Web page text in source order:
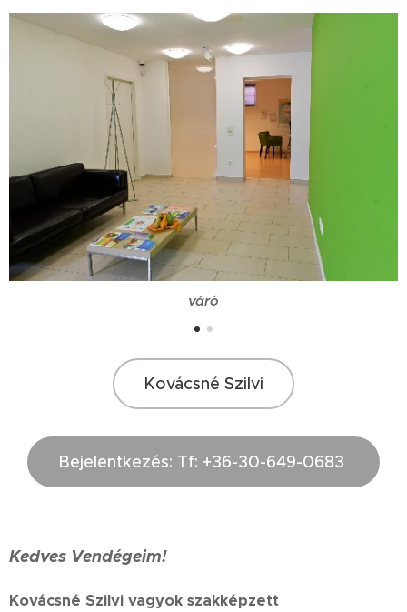
váró
Kovácsné Szilvi
Bejelentkezés: Tf: +36-30-649-0683
Kedves Vendégeim!
Kovácsné Szilvi vagyok szakképzett